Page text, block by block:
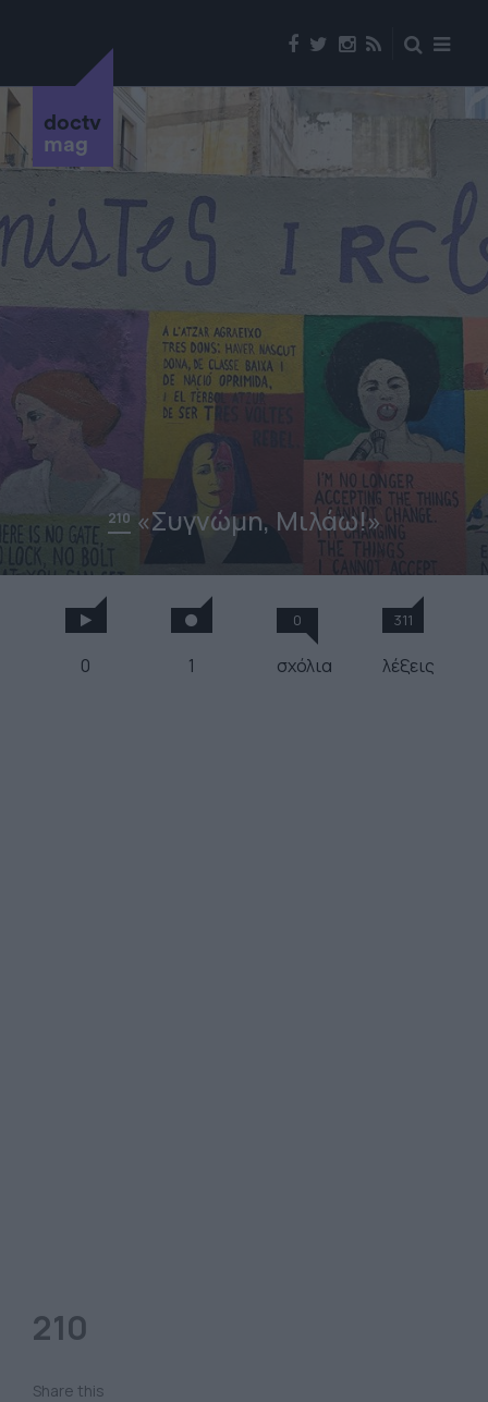
doctv
mag
210«Συγνώμη, Μιλάω!»
0 1
0
σχόλια
311
λέξεις
210
Share this